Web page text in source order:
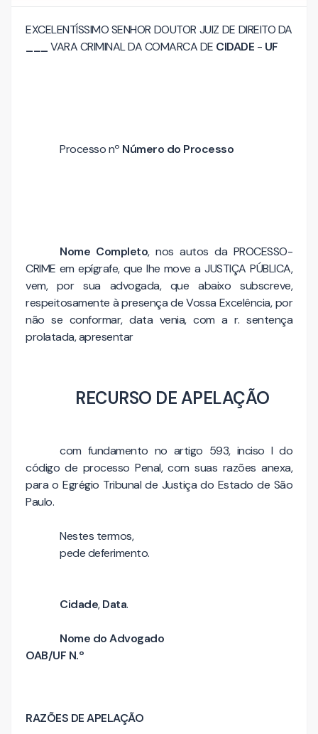
EXCELENTÍSSIMO SENHOR DOUTOR JUIZ DE DIREITO DA
VARA CRIMINAL DA COMARCA DE CIDADE - UF
Processo nº Número do Processo
Nome Completo, nos autos da PROCESSO-
CRIME em epígrafe, que lhe move a JUSTIÇA PÚBLICA,
vem, por sua advogada, que abaixo subscreve,
respeitosamente à presença de Vossa Excelência, por
não se conformar, data venia, com a r. sentença
prolatada, apresentar
RECURSO DE APELAÇÃO
com fundamento no artigo 593, inciso I do
código de processo Penal, com suas razões anexa,
para o Egrégio Tribunal de Justiça do Estado de São
Paulo.
Nestes termos,
pede deferimento.
Cidade,Data.
Nome do Advogado
OAB/UF N.º
RAZÕES DE APELAÇÃO